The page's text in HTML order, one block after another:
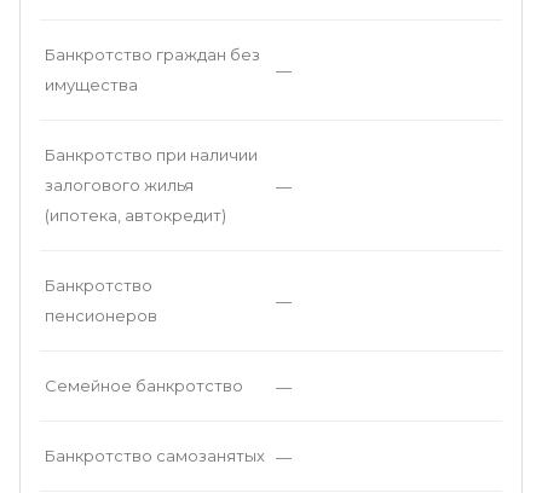
Банкротство граждан без
имущества
—
Банкротство при наличии
залогового жилья
(ипотека, автокредит)
—
Банкротство
пенсионеров
—
Семейное банкротство —
Банкротство самозанятых —